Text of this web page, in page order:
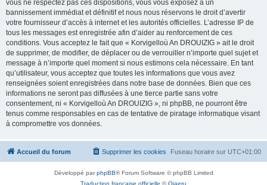
vous ne respectez pas ces dispositions, vous vous exposez à un
bannissement immédiat et définitif et nous nous réservons le droit d’avertir
votre fournisseur d’accès à internet et les autorités officielles. L’adresse IP de
tous les messages est enregistrée afin d’aider au renforcement de ces
conditions. Vous acceptez le fait que « Korvigelloù An DROUIZIG » ait le droit
de supprimer, de modifier, de déplacer ou de verrouiller n’importe quel sujet et
message à n’importe quel moment si nous estimons cela nécessaire. En tant
qu’utilisateur, vous acceptez que toutes les informations que vous avez
renseignées soient enregistrées dans notre base de données. Bien que ces
informations ne seront pas diffusées à une tierce partie sans votre
consentement, ni « Korvigelloù An DROUIZIG », ni phpBB, ne pourront être
tenus comme responsables en cas de tentative de piratage informatique visant
à compromettre vos données.
Accueil du forum Fuseau horaire sur UTC+01:00
Supprimer les cookies
Développé parphpBB® Forum Software © phpBB Limited
Traduction française officielle ©Qiaeru